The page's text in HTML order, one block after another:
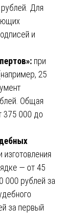
Для
и
при
25
Общая
375 000 до
изготовления
— от 45
000 рублей за
за первый